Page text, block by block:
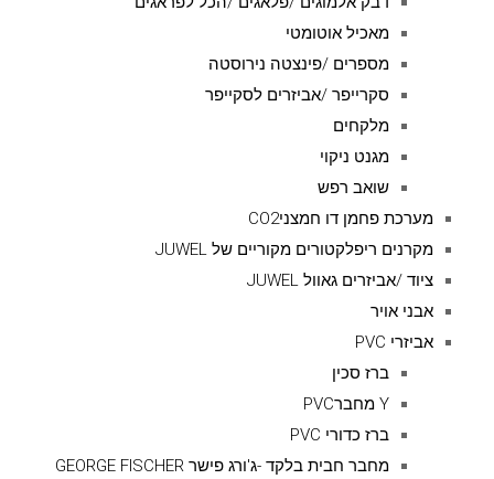
מאכיל אוטומטי
מספרים /פינצטה נירוסטה
סקרייפר /אביזרים לסקייפר
מלקחים
מגנט ניקוי
שואב רפש
מערכת פחמן דו חמצניCO2
מקרנים ריפלקטורים מקוריים של JUWEL
ציוד /אביזרים גאוול JUWEL
אבני אויר
אביזרי PVC
ברז סכין
Y מחברPVC
ברז כדורי PVC
מחבר חבית בלקד -ג'ורג פישר GEORGE FISCHER